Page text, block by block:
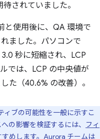
されていました。
と使用後に、QA 環境で
ました。パソコンで
秒に短縮され、LCP
では、LCP の中央値が
た（40.6% の改善）。
ィブの可能性を一般に示すこ
の影響を検証するには、
フィ
めします。Aurora チームは